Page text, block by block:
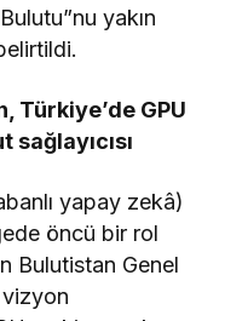
yakın
Türkiye’de GPU
sağlayıcısı
yapay zekâ)
öncü bir rol
Bulutistan Genel